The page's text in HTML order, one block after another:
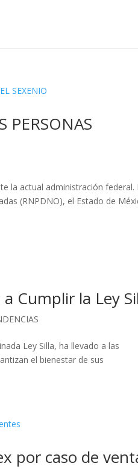
PERSONAS
la actual administración federal.
(RNPDNO), el Estado de
Cumplir la Ley
Ley Silla, ha llevado a las
el bienestar de sus
por caso de